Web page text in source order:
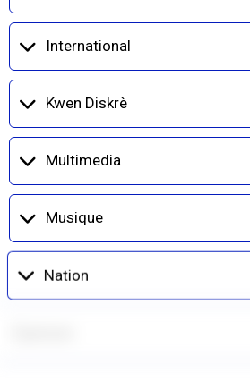
International
Kwen Diskrè
Multimedia
Musique
Nation